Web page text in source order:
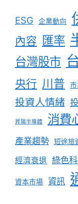
ESG 企業動向
內容 匯率
台灣股市
央行 川普
投資人情緒
昇陽半導體 消費
產業趨勢
短途旅
經濟衰退 綠色
資本市場 資訊